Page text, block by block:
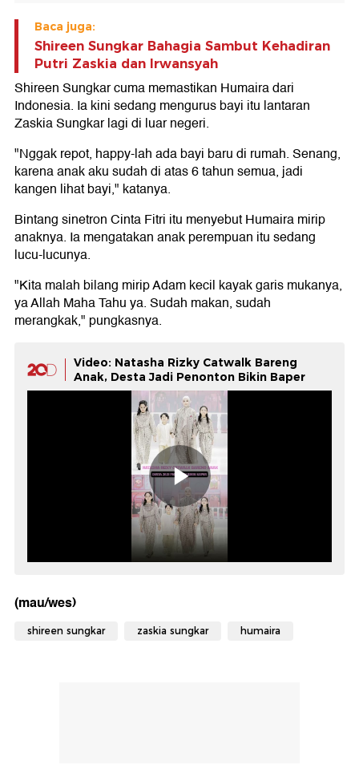
Baca juga:
Shireen Sungkar Bahagia Sambut Kehadiran
Putri Zaskia dan Irwansyah
Shireen Sungkar cuma memastikan Humaira dari
Indonesia. Ia kini sedang mengurus bayi itu lantaran
Zaskia Sungkar lagi di luar negeri.
"Nggak repot, happy-lah ada bayi baru di rumah. Senang,
karena anak aku sudah di atas 6 tahun semua, jadi
kangen lihat bayi," katanya.
Bintang sinetron Cinta Fitri itu menyebut Humaira mirip
anaknya. Ia mengatakan anak perempuan itu sedang
lucu-lucunya.
"Kita malah bilang mirip Adam kecil kayak garis mukanya,
ya Allah Maha Tahu ya. Sudah makan, sudah
merangkak," pungkasnya.
Video: Natasha Rizky Catwalk Bareng
Anak, Desta Jadi Penonton Bikin Baper
(mau/wes)
shireen sungkar zaskia sungkar humaira